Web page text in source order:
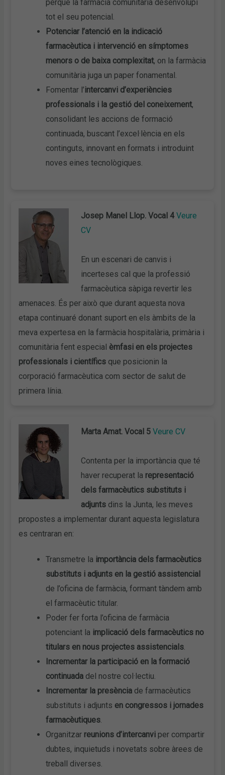
perquè la farmàcia comunitària desenvolupi
tot el seu potencial.
Potenciar l’atenció en la indicació
farmacèutica i intervenció en símptomes
menors o de baixa complexitat, on la farmàcia
comunitària juga un paper fonamental.
Fomentar l’intercanvi d’experiències
professionals i la gestió del coneixement,
consolidant les accions de formació
continuada, buscant l’excel·lència en els
continguts, innovant en formats i introduint
noves eines tecnològiques.
Josep Manel Llop. Vocal 4Veure
CV
En un escenari de canvis i
incerteses cal que la professió
farmacèutica sàpiga revertir les
amenaces. És per això que durant aquesta nova
etapa continuaré donant suport en els àmbits de la
meva expertesa en la farmàcia hospitalària, primària i
comunitària fent especial èmfasi en els projectes
professionals i científics que posicionin la
corporació farmacèutica com sector de salut de
primera línia.
Marta Amat. Vocal 5Veure CV
Contenta per la importància que té
haver recuperat la representació
dels farmacèutics substituts i
adjunts dins la Junta, les meves
propostes a implementar durant aquesta legislatura
es centraran en:
Transmetre la importància dels farmacèutics
substituts i adjunts en la gestió assistencial
de l’oficina de farmàcia, formant tàndem amb
el farmacèutic titular.
Poder fer forta l’oficina de farmàcia
potenciant la implicació dels farmacèutics no
titulars en nous projectes assistencials
Incrementar la participació en la formació
continuada del nostre col·lectiu.
Incrementar la presència de farmacèutics
substituts i adjunts en congressos i jornades
farmacèutiques
Organitzar reunions d’intercanvi per compartir
dubtes, inquietuds i novetats sobre àrees de
treball diverses.